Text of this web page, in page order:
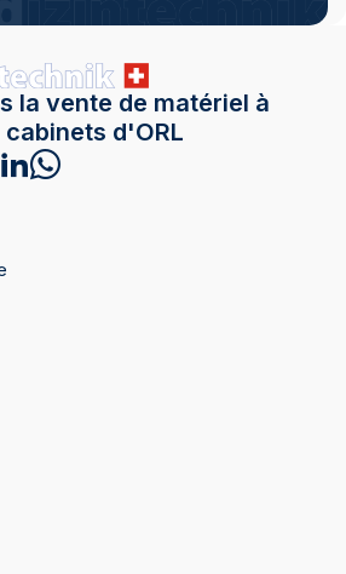
la vente de matériel à
d'ORL